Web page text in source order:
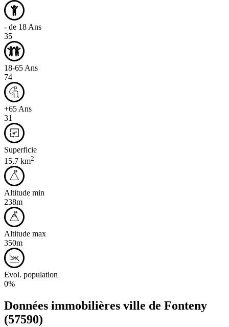
- de 18 Ans
35
18-65 Ans
74
+65 Ans
31
Superficie
15,7 km2
Altitude min
238m
Altitude max
350m
Evol. population
0%
Données immobilières ville de Fonteny
(57590)